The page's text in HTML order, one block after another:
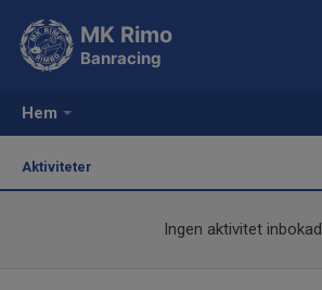
Hem
MK Rimo
Banracing
Aktiviteter
Ingen aktivitet inbokad